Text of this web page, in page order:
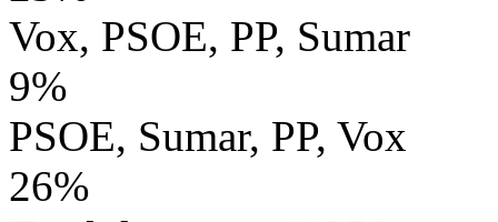
Vox, PSOE, PP, Sumar
9%
PSOE, Sumar, PP, Vox
26%